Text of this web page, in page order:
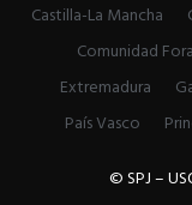
Castilla-La Mancha
Comunidad
Extremadura
País Vasco
© SPJ –